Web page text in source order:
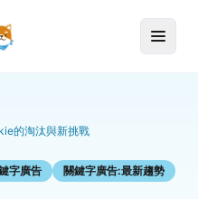
的淘汰與新挑戰
字廣告 關鍵字廣告:最新趨勢